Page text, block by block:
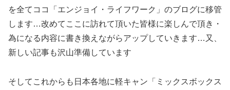
を全てココ「エンジョイ・ライフワーク」のブログに移管
します…改めてここに訪れて頂いた皆様に楽しんで頂き・
為になる内容に書き換えながらアップしていきます…又、
新しい記事も沢山準備しています
そしてこれからも日本各地に軽キャン「ミックスボックス